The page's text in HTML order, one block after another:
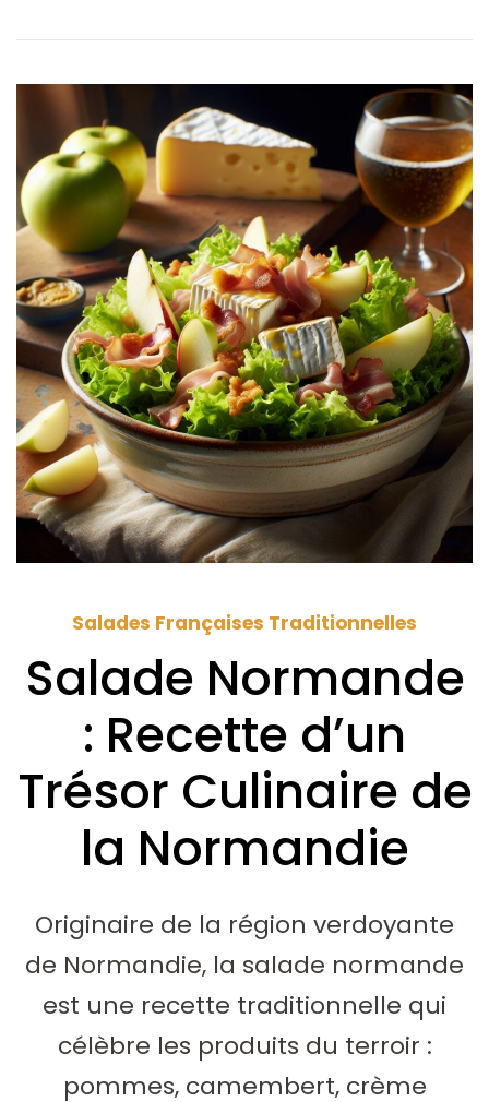
Salades Françaises Traditionnelles
Salade Normande
: Recette d’un
Trésor Culinaire de
la Normandie
Originaire de la région verdoyante
de Normandie, la salade normande
est une recette traditionnelle qui
célèbre les produits du terroir :
pommes, camembert, crème